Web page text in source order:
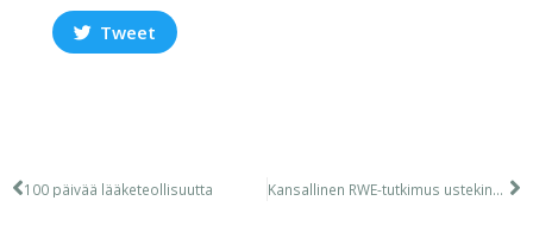
Tweet
100 päivää lääketeollisuutta Kansallinen RWE-tutkimus ustekinumabin käytöstä Crohnin taudin hoidossa Suomessa